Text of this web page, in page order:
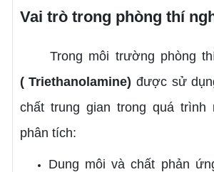
Vai trò trong phòng thí
Trong môi trường phòng
( Triethanolamine) được sử
chất trung gian trong quá trình
phân tích:
Dung môi và chất phản